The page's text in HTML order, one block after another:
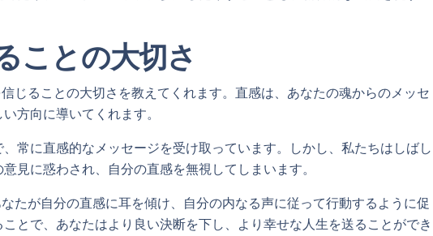
ことの大切さ
じることの大切さを教えてくれます。直感は、あなたの魂からのメッセ
方向に導いてくれます。
常に直感的なメッセージを受け取っています。しかし、私たちはしばし
見に惑わされ、自分の直感を無視してしまいます。
たが自分の直感に耳を傾け、自分の内なる声に従って行動するように促
とで、あなたはより良い決断を下し、より幸せな人生を送ることができ